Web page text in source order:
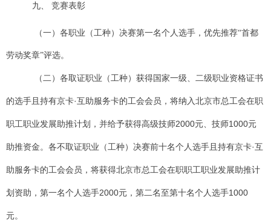
九、 竞赛表彰
（一）各职业（工种）决赛第一名个人选手，优先推荐“首都
劳动奖章”评选。
（二）各取证职业（工种）获得国家一级、二级职业资格证书
的选手且持有京卡·互助服务卡的工会会员，将纳入北京市总工会在职
职工职业发展助推计划，并给予获得高级技师2000元、技师1000元
助推资金。各不取证职业（工种）决赛前十名个人选手且持有京卡·互
助服务卡的工会会员，将获得北京市总工会在职职工职业发展助推计
划资助，第一名个人选手2000元，第二名至第十名个人选手1000
元。